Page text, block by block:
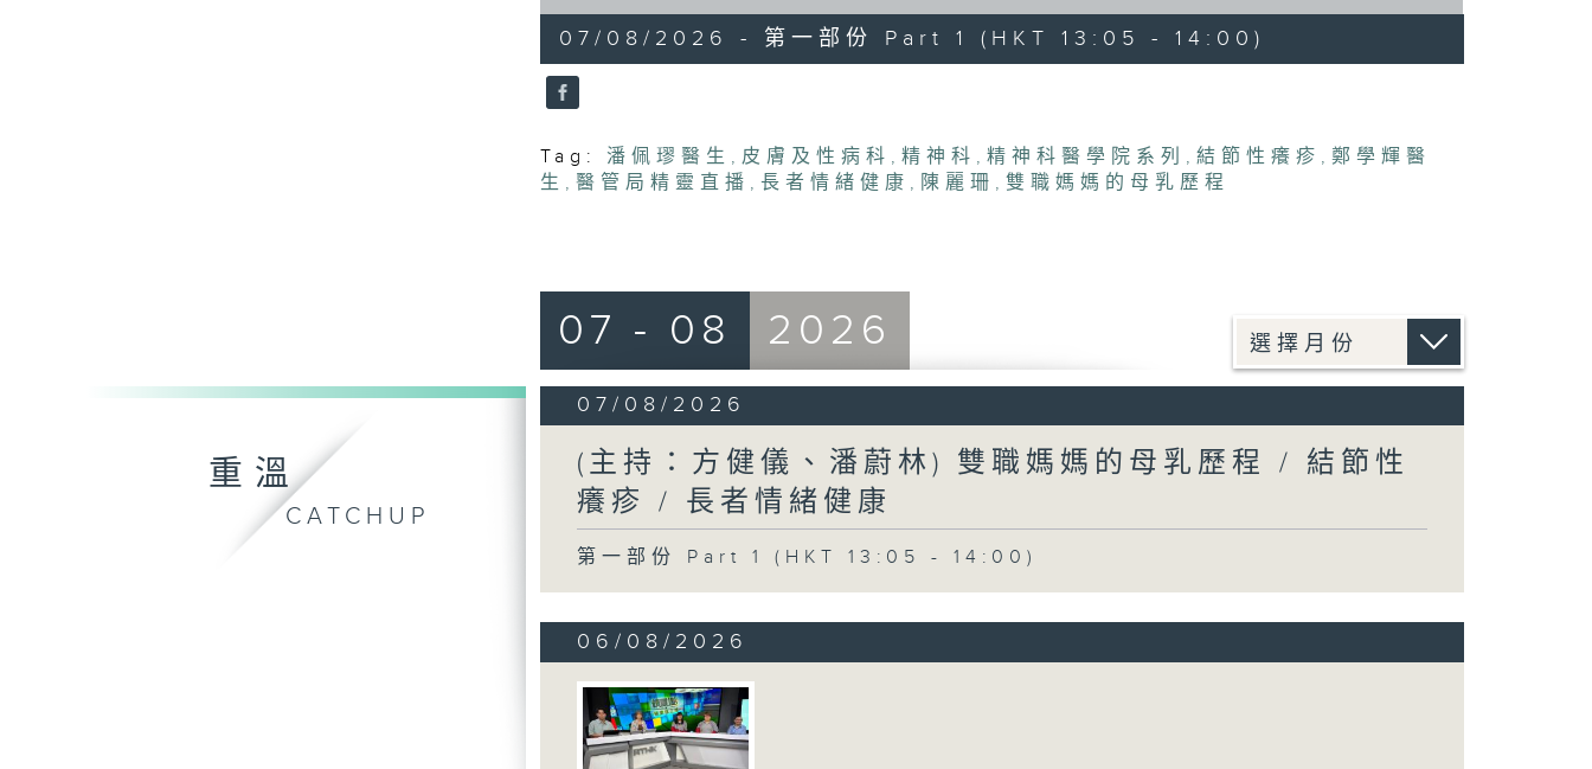
54
minutes,
59
seconds
90%
07/08/2026 - 第一部份 Part 1 (HKT 13:05 - 14:00)
Tag: 潘佩璆醫生 , 皮膚及性病科 , 精神科 , 精神科醫學院系列 , 結節性癢疹 , 鄭學輝醫
生 , 醫管局精靈直播 , 長者情緒健康 , 陳麗珊 , 雙職媽媽的母乳歷程
重溫
CATCHUP
07 - 08 2026
07/08/2026
(主持：方健儀、潘蔚林) 雙職媽媽的母乳歷程 / 結節性
癢疹 / 長者情緒健康
第一部份 Part 1 (HKT 13:05 - 14:00)
06/08/2026